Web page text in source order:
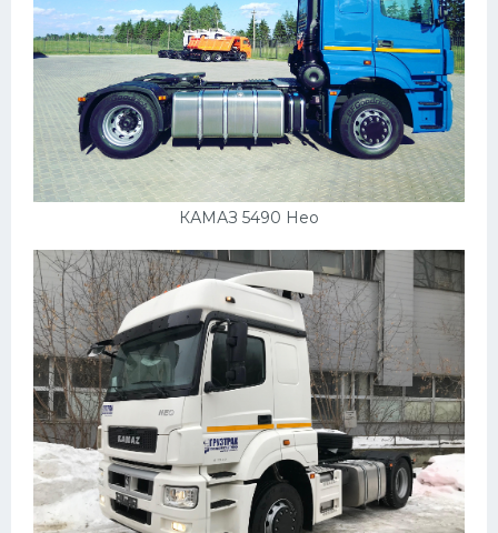
КАМАЗ 5490 Нео